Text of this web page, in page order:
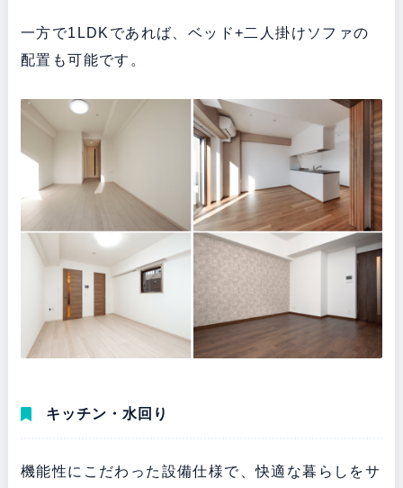
一方で1LDKであれば、ベッド+二人掛けソファの
配置も可能です。
キッチン・水回り
機能性にこだわった設備仕様で、快適な暮らしをサ